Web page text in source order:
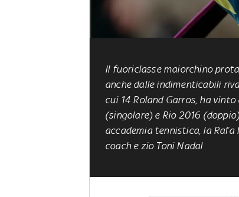
Il fuoriclasse maiorchino
anche dalle indimenticabili
cui 14 Roland Garros, ha
(singolare) e Rio 2016
accademia tennistica, la
coach e zio Toni Nadal